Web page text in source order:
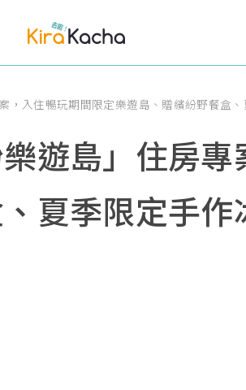
，入住暢玩期間限定樂遊島、贈繽紛野餐盒
遊島」住房
夏季限定手作